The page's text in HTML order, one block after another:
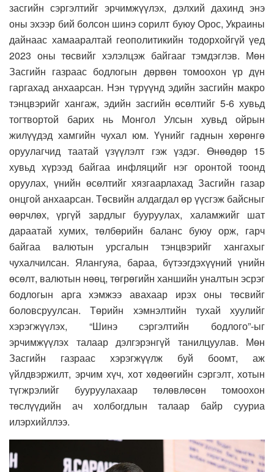
засгийн сэргэлтийг эрчимжүүлэх, дэлхий дахинд энэ
оны эхээр бий болсон шинэ сорилт буюу Орос, Украины
дайнаас хамааралтай геополитикийн тодорхойгүй үед
2023 оны төсвийг хэлэлцэж байгааг тэмдэглэв. Мөн
Засгийн газраас бодлогын дөрвөн томоохон үр дүн
гаргахад анхаарсан. Нэн түрүүнд эдийн засгийн макро
тэнцвэрийг хангаж, эдийн засгийн өсөлтийг 5-6 хувьд
тогтвортой барих нь Монгол Улсын хувьд ойрын
жилүүдэд хамгийн чухал юм. Үүнийг гаднын хөрөнгө
оруулагчид таатай үзүүлэлт гэж үздэг. Өнөөдөр 15
хувьд хүрээд байгаа инфляцийг нэг оронтой тоонд
оруулах, үнийн өсөлтийг хязгаарлахад Засгийн газар
онцгой анхаарсан. Төсвийн алдагдал өр үүсгэж байсныг
өөрчлөх, үргүй зардлыг бууруулах, халамжийг шат
дараатай хумих, төлбөрийн баланс буюу орж, гарч
байгаа валютын урсгалын тэнцвэрийг хангахыг
чухалчилсан. Ялангуяа, бараа, бүтээгдэхүүний үнийн
өсөлт, валютын нөөц, төгрөгийн ханшийн уналтын эсрэг
бодлогын арга хэмжээ авахаар ирэх оны төсвийг
боловсруулсан. Төрийн хэмнэлтийн тухай хуулийг
хэрэгжүүлэх, “Шинэ сэргэлтийн бодлого”-ыг
эрчимжүүлэх талаар дэлгэрэнгүй танилцуулав. Мөн
Засгийн газраас хэрэгжүүлж буй боомт, аж
үйлдвэржилт, эрчим хүч, хот хөдөөгийн сэргэлт, хотын
түгжрэлийг бууруулахаар төлөвлөсөн томоохон
төслүүдийн ач холбогдлын талаар байр сууриа
илэрхийллээ.